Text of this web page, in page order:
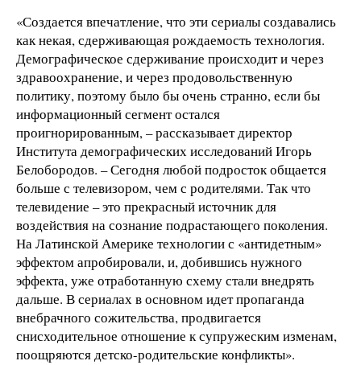
«Создается впечатление, что эти сериалы создавались
как некая, сдерживающая рождаемость технология.
Демографическое сдерживание происходит и через
здравоохранение, и через продовольственную
политику, поэтому было бы очень странно, если бы
информационный сегмент остался
проигнорированным, – рассказывает директор
Института демографических исследований Игорь
Белобородов. – Сегодня любой подросток общается
больше с телевизором, чем с родителями. Так что
телевидение – это прекрасный источник для
воздействия на сознание подрастающего поколения.
На Латинской Америке технологии с «антидетным»
эффектом апробировали, и, добившись нужного
эффекта, уже отработанную схему стали внедрять
дальше. В сериалах в основном идет пропаганда
внебрачного сожительства, продвигается
снисходительное отношение к супружеским изменам,
поощряются детско-родительские конфликты».